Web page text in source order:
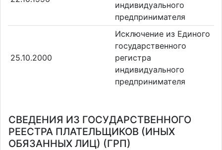
индивидуального
предпринимателя
25.10.2000
Исключение из Единого
государственного
регистра
индивидуального
предпринимателя
СВЕДЕНИЯ ИЗ ГОСУДАРСТВЕННОГО
РЕЕСТРА ПЛАТЕЛЬЩИКОВ (ИНЫХ
ОБЯЗАННЫХ ЛИЦ) (ГРП)